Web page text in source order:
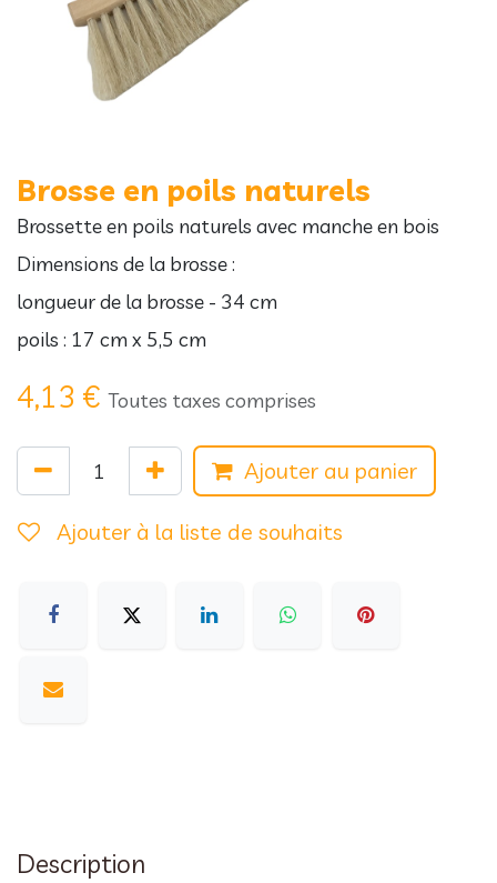
Brosse en poils naturels
Brossette en poils naturels avec manche en bois
Dimensions de la brosse :
longueur de la brosse - 34 cm
poils : 17 cm x 5,5 cm
4,13 € Toutes taxes comprises
Ajouter au panier
Ajouter à la liste de souhaits
Description